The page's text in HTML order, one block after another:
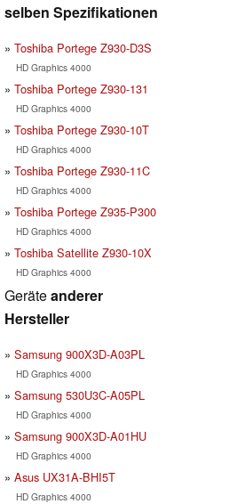
selben Spezifikationen
Toshiba Portege Z930-D3S
HD Graphics 4000
Toshiba Portege Z930-131
HD Graphics 4000
Toshiba Portege Z930-10T
HD Graphics 4000
Toshiba Portege Z930-11C
HD Graphics 4000
Toshiba Portege Z935-P300
HD Graphics 4000
Toshiba Satellite Z930-10X
HD Graphics 4000
Geräteanderer
Hersteller
Samsung 900X3D-A03PL
HD Graphics 4000
Samsung 530U3C-A05PL
HD Graphics 4000
Samsung 900X3D-A01HU
HD Graphics 4000
Asus UX31A-BHI5T
HD Graphics 4000